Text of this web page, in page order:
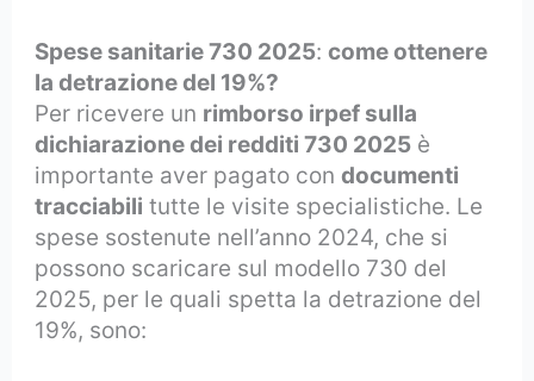
Spese sanitarie 730 2025:come ottenere
la detrazione del 19%?
Per ricevere un rimborso irpef sulla
dichiarazione dei redditi 730 2025 è
importante aver pagato condocumenti
tracciabili tutte le visite specialistiche. Le
spese sostenute nell’anno 2024, che si
possono scaricare sul modello 730 del
2025, per le quali spetta la detrazione del
19%, sono: